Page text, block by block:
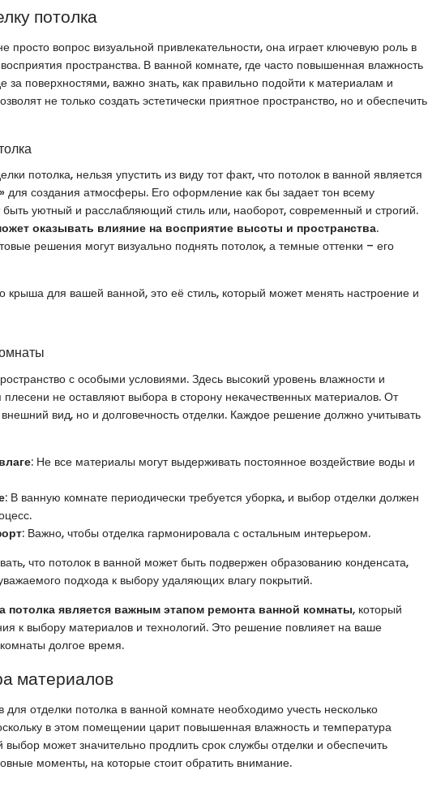
потолка
просто вопрос визуальной привлекательности, она играет ключевую роль в
пространства. В ванной комнате, где часто повышенная влажность
за поверхностями, важно знать, как правильно подойти к материалам и
не только создать эстетически приятное пространство, но и обеспечить
потолка, нельзя упустить из виду тот факт, что потолок в ванной является
создания атмосферы. Его оформление как бы задает тон всему
уютный и расслабляющий стиль или, наоборот, современный и строгий.
оказывать влияние на восприятие высоты и пространства.
решения могут визуально поднять потолок, а темные оттенки – его
крыша для вашей ванной, это её стиль, который может менять настроение и
с особыми условиями. Здесь высокий уровень влажности и
не оставляют выбора в сторону некачественных материалов. От
внешний вид, но и долговечность отделки. Каждое решение должно учитывать
: Не все материалы могут выдерживать постоянное воздействие воды и
: В ванную комнате периодически требуется уборка, и выбор отделки должен
: Важно, чтобы отделка гармонировала с остальным интерьером.
что потолок в ванной может быть подвержен образованию конденсата,
подхода к выбору удаляющих влагу покрытий.
потолка является важным этапом ремонта ванной комнаты, который
к выбору материалов и технологий. Это решение повлияет на ваше
долгое время.
материалов
отделки потолка в ванной комнате необходимо учесть несколько
в этом помещении царит повышенная влажность и температура
выбор может значительно продлить срок службы отделки и обеспечить
моменты, на которые стоит обратить внимание.